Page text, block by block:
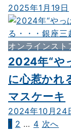
2025年1月19日
オンラインスト
2024年“や
に心惹かれ
マスケーキ
2024年10月24
投
1 2 … 4 次へ